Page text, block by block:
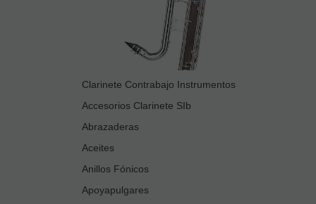
Clarinete Contrabajo Instrumentos
Accesorios Clarinete SIb
Abrazaderas
Aceites
Anillos Fónicos
Apoyapulgares